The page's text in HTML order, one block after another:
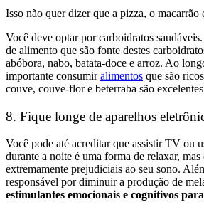
Isso não quer dizer que a pizza, o macarrão
Você deve optar por carboidratos
de alimento que são fonte destes
abóbora, nabo, batata-doce e arroz. Ao
importante consumiralimentos que são
couve, couve-flor e beterraba são
8. Fique longe de aparelhos
Você pode até acreditar que assistir TV ou
durante a noite é uma forma de relaxar, mas
extremamente prejudiciais ao seu sono.
responsável por diminuir a produção de
estimulantes emocionais e cognitivos